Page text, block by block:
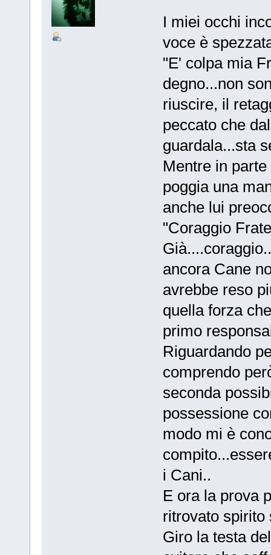
I miei occhi
voce è
"E' colpa mia
degno...non
riuscire, il
peccato che
guardala...sta
Mentre in
poggia una
anche lui
"Coraggio
ancora Cane
avrebbe reso
quella forza
primo
Riguardando
comprendo
seconda
possessione
modo mi è
i Cani..
E ora la prova
ritrovato spirito
Giro la testa